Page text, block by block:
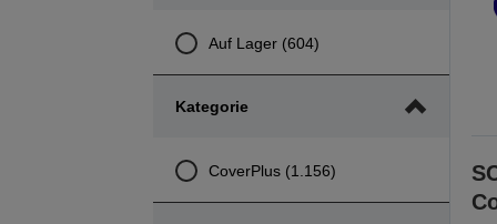
Auf Lager (604)
Kategorie
CoverPlus (1.156)